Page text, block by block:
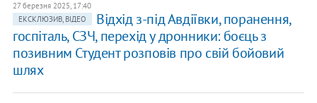
27 березня 2025, 17:40
ЕКСКЛЮЗИВ, ВІДЕО
Відхід з-під Авдіївки, поранення,
госпіталь, СЗЧ, перехід у дронники: боєць з
позивним Студент розповів про свій бойовий
шлях